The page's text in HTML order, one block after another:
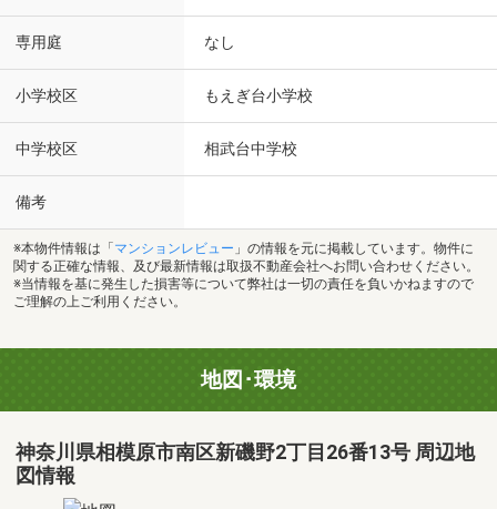
専用庭 なし
小学校区 もえぎ台小学校
中学校区 相武台中学校
備考
※本物件情報は「 マンションレビュー 」の情報を元に掲載しています。物件に
関する正確な情報、及び最新情報は取扱不動産会社へお問い合わせください。
※当情報を基に発生した損害等について弊社は一切の責任を負いかねますので
ご理解の上ご利用ください。
地図･環境
神奈川県相模原市南区新磯野2丁目26番13号 周辺地
図情報